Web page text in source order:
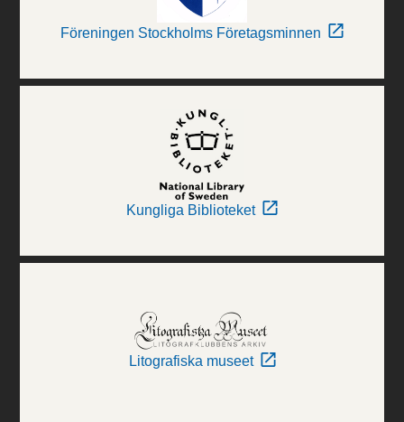
Föreningen Stockholms Företagsminnen
Kungliga Biblioteket
Litografiska museet